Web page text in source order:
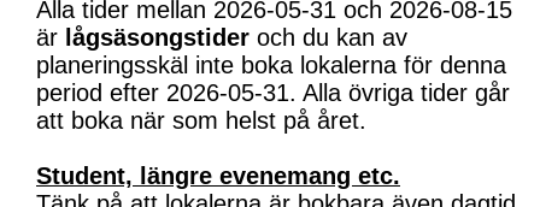
Alla tider mellan 2026-05-31 och 2026-08-15
är lågsäsongstider och du kan av
planeringsskäl inte boka lokalerna för denna
period efter 2026-05-31. Alla övriga tider går
att boka när som helst på året.
Student, längre evenemang etc.